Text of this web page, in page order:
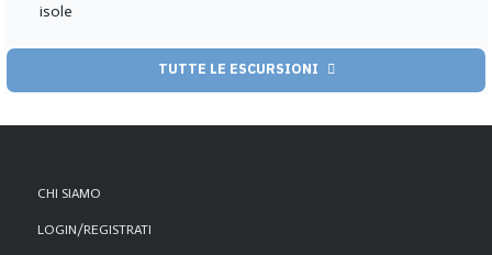
isole
TUTTE LE ESCURSIONI
CHI SIAMO
LOGIN/REGISTRATI